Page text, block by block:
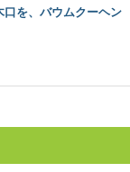
て何？その種類や
、吉野林業。 その発祥
を、バウムクーヘン